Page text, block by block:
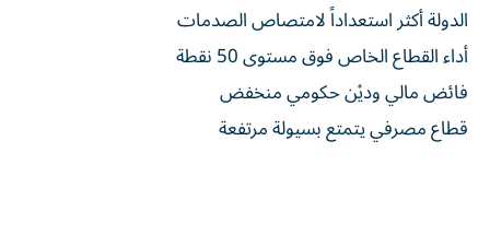
الدولة أكثر استعداداً لامتصاص الصدمات
أداء القطاع الخاص فوق مستوى 50 نقطة
فائض مالي وديْن حكومي منخفض
قطاع مصرفي يتمتع بسيولة مرتفعة